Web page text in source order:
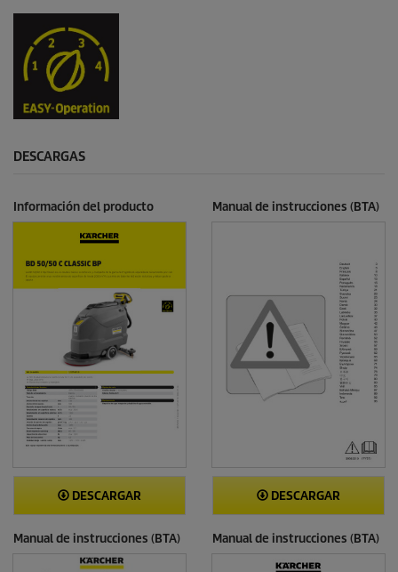
DESCARGAS
Información del producto
DESCARGAR
Manual de instrucciones (BTA)
DESCARGAR
Manual de instrucciones (BTA) Manual de instrucciones (BTA)